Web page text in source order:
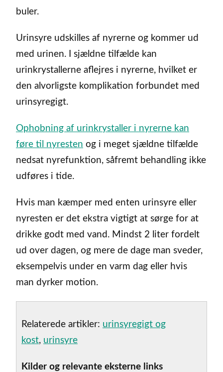
buler.
Urinsyre udskilles af nyrerne og kommer ud
med urinen. I sjældne tilfælde kan
urinkrystallerne aflejres i nyrerne, hvilket er
den alvorligste komplikation forbundet med
urinsyregigt.
Ophobning af urinkrystaller i nyrerne kan
føre til nyresten og i meget sjældne tilfælde
nedsat nyrefunktion, såfremt behandling ikke
udføres i tide.
Hvis man kæmper med enten urinsyre eller
nyresten er det ekstra vigtigt at sørge for at
drikke godt med vand. Mindst 2 liter fordelt
ud over dagen, og mere de dage man sveder,
eksempelvis under en varm dag eller hvis
man dyrker motion.
Relaterede artikler: urinsyregigt og
kost, urinsyre
Kilder og relevante eksterne links